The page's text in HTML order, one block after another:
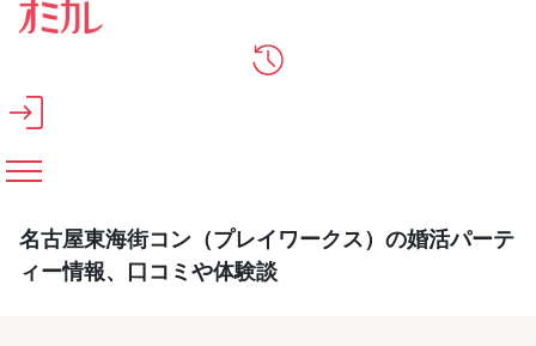
メインコンテンツへスキップ
名古屋東海街コン（プレイワークス）の婚活パーテ
ィー情報、口コミや体験談